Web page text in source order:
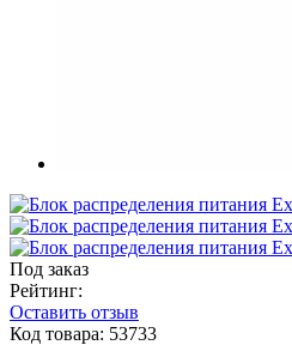
Под заказ
Рейтинг:
Оставить отзыв
Код товара: 53733